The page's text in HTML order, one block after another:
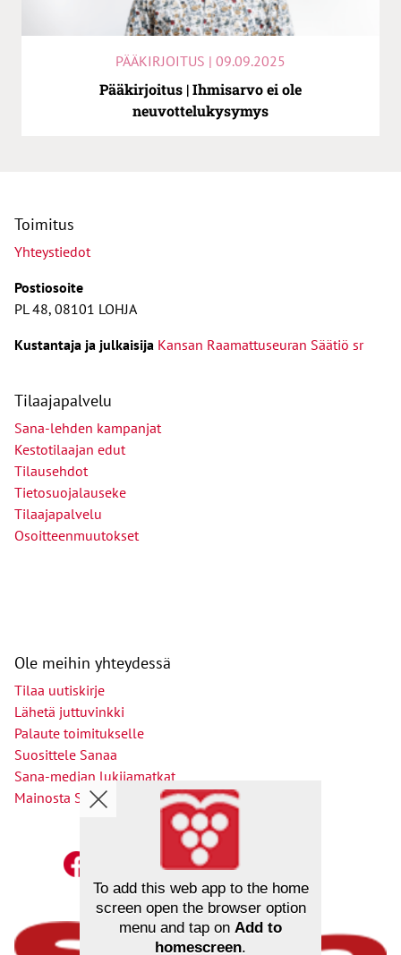
PÄÄKIRJOITUS | 09.09.2025
Pääkirjoitus | Ihmisarvo ei ole
neuvottelukysymys
Toimitus
Yhteystiedot
Postiosoite
PL 48, 08101 LOHJA
Kustantaja ja julkaisija Kansan Raamattuseuran Säätiö sr
Tilaajapalvelu
Sana-lehden kampanjat
Kestotilaajan edut
Tilausehdot
Tietosuojalauseke
Tilaajapalvelu
Osoitteenmuutokset
Ole meihin yhteydessä
Tilaa uutiskirje
Lähetä juttuvinkki
Palaute toimitukselle
Suosittele Sanaa
Sana-median lukijamatkat
Mainosta Sana-mediassa
To add this web app to the home
screen open the browser option
menu and tap on Add to
homescreen.